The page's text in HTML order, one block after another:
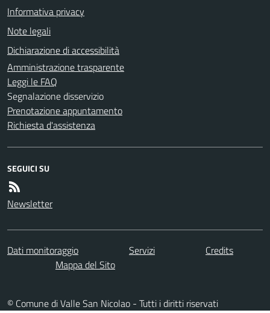
Informativa privacy
Note legali
Dichiarazione di accessibilità
Amministrazione trasparente
Leggi le FAQ
Segnalazione disservizio
Prenotazione appuntamento
Richiesta d'assistenza
SEGUICI SU
Newsletter
Dati monitoraggio Servizi
Credits
Mappa del Sito
© Comune di Valle San Nicolao - Tutti i diritti riservati